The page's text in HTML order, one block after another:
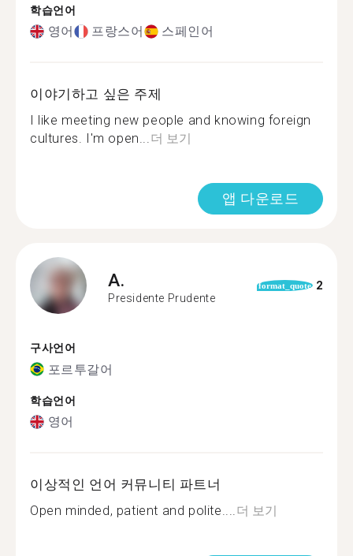
학습언어
영어 프랑스어 스페인어
이야기하고 싶은 주제
I like meeting new people and knowing foreign
cultures. I'm open...더 보기
앱 다운로드
A.
Presidente Prudente
format_quote 2
구사언어
포르투갈어
학습언어
영어
이상적인 언어 커뮤니티 파트너
Open minded, patient and polite....더 보기